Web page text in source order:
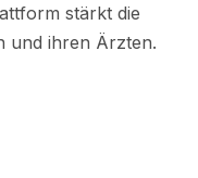
stärkt die
und ihren Ärzten.